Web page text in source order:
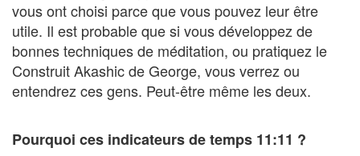
vous ont choisi parce que vous pouvez leur être
utile. Il est probable que si vous développez de
bonnes techniques de méditation, ou pratiquez le
Construit Akashic de George, vous verrez ou
entendrez ces gens. Peut-être même les deux.
Pourquoi ces indicateurs de temps 11:11 ?